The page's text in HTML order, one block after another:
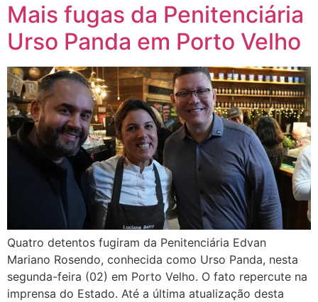
Mais fugas da Penitenciária
Urso Panda em Porto Velho
Quatro detentos fugiram da Penitenciária Edvan
Mariano Rosendo, conhecida como Urso Panda, nesta
segunda-feira (02) em Porto Velho. O fato repercute na
imprensa do Estado. Até a última atualização desta